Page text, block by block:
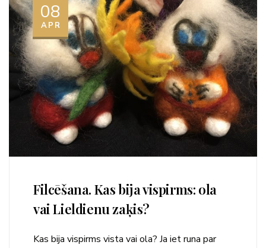
08
APR
Filcēšana. Kas bija vispirms: ola
vai Lieldienu zaķis?
Kas bija vispirms vista vai ola? Ja iet runa par